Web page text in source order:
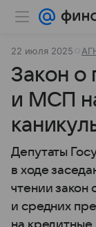
22 июля 2025
Закон о
и МСП
Депутаты
в ходе
чтении закон
и средних